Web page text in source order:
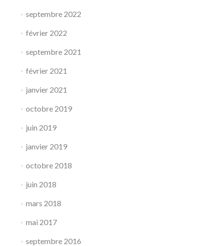
septembre 2022
février 2022
septembre 2021
février 2021
janvier 2021
octobre 2019
juin 2019
janvier 2019
octobre 2018
juin 2018
mars 2018
mai 2017
septembre 2016